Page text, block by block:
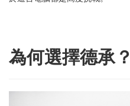
為何選擇德承？